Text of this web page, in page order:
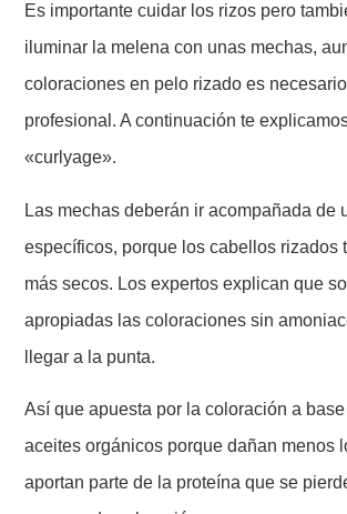
Es importante cuidar los rizos pero
iluminar la melena con unas mechas,
coloraciones en pelo rizado es
profesional. A continuación te
«curlyage».
Las mechas deberán ir acompañada de
específicos, porque los cabellos rizados
más secos. Los expertos explican que
apropiadas las coloraciones sin
llegar a la punta.
Así que apuesta por la coloración a
aceites orgánicos porque dañan menos
aportan parte de la proteína que se